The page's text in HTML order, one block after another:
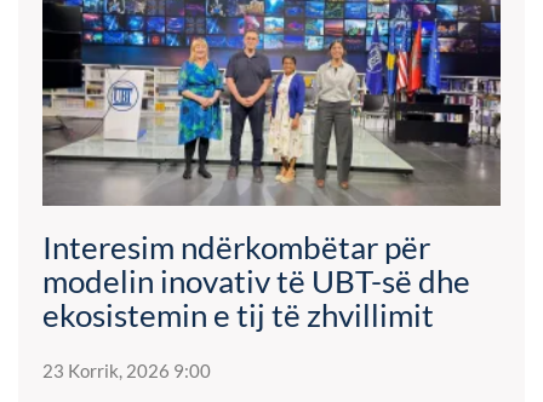
Interesim ndërkombëtar për
modelin inovativ të UBT-së dhe
ekosistemin e tij të zhvillimit
23 Korrik, 2026 9:00